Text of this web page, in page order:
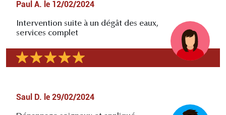
Paul A. le 12/02/2024
Intervention suite à un dégât des eaux,
services complet
Saul D. le 29/02/2024